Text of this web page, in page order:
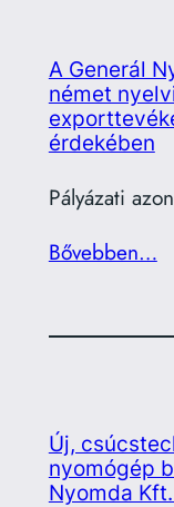
A Generál
német
érdekében
Pályázati
Bővebben…
Új,
nyomógép
Nyomda